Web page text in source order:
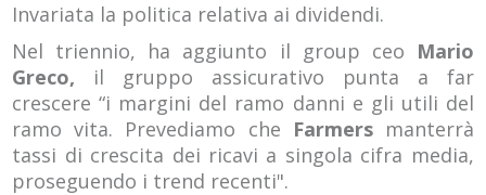
Invariata la politica relativa ai dividendi.
Nel triennio, ha aggiunto il group ceo Mario
Greco, il gruppo assicurativo punta a far
crescere “i margini del ramo danni e gli utili del
ramo vita. Prevediamo che Farmers manterrà
tassi di crescita dei ricavi a singola cifra media,
proseguendo i trend recenti".